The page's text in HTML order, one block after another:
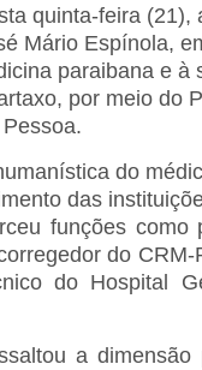
quinta-feira (21),
Mário Espínola,
paraibana e à
por meio do
do
das
funções como
do CRM-
do Hospital
a dimensão